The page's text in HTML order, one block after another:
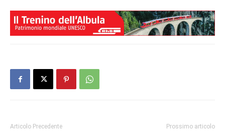
Articolo Precedente Prossimo articolo